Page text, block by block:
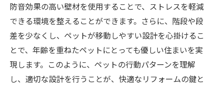
地元業者を活用した施工のメリット
ペットのためのリフォームで重視すべき安全性
と快適性
ペットが安全に過ごせるような設計
有害物質のない安心な素材選び
防音効果の高い壁材を使用することで、ストレスを軽減
できる環境を整えることができます。さらに、階段や段
差を少なくし、ペットが移動しやすい設計を心掛けるこ
とで、年齢を重ねたペットにとっても優しい住まいを実
現します。このように、ペットの行動パターンを理解
し、適切な設計を行うことが、快適なリフォームの鍵と